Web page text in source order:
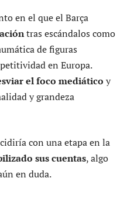
en el que el Barça
tras escándalos como
de figuras
en Europa.
el foco mediático y
y grandeza
con una etapa en la
sus cuentas, algo
en duda.